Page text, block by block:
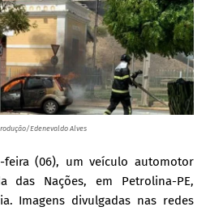
Edenevaldo Alves
feira (06), um veículo automotor
das Nações, em Petrolina-PE,
Imagens divulgadas nas redes